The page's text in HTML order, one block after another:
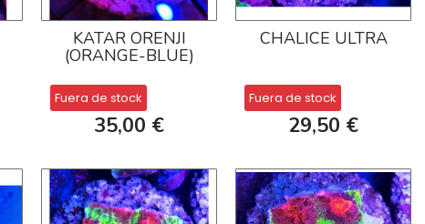
KATAR ORENJI
(ORANGE-BLUE)
Fuera de stock
35,00 €
CHALICE ULTRA
Fuera de stock
29,50 €